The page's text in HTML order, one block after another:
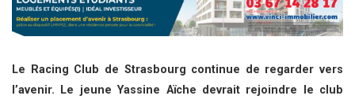
Le Racing Club de Strasbourg continue de regarder vers
l’avenir. Le jeune Yassine Aïche devrait rejoindre le club